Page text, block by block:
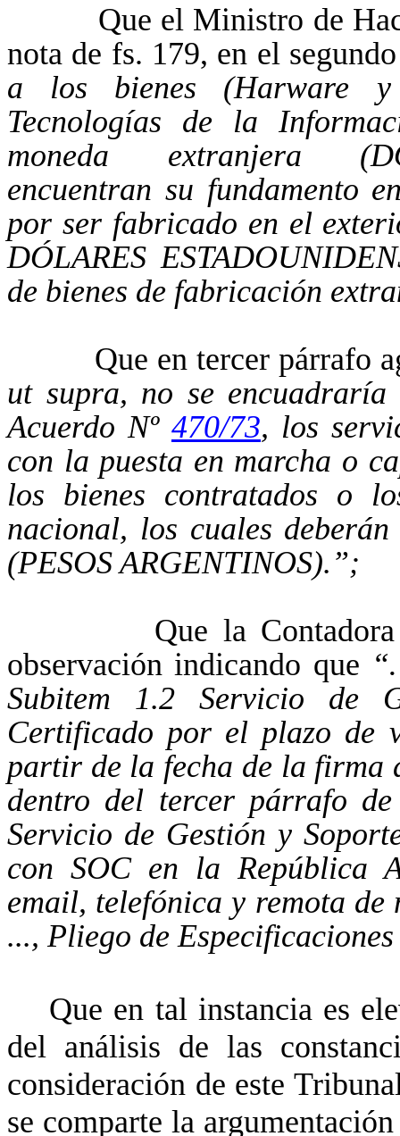
Que el Ministro de
nota de fs. 179, en el
a los bienes (Harware y
Tecnologías de la
moneda extranjera
encuentran su fundamento
por ser fabricado en el
DÓLARES
de bienes de fabricación
Que en tercer párrafo
ut supra, no se
Acuerdo Nº 470/73, los
con la puesta en marcha o
los bienes contratados o
nacional, los cuales
(PESOS ARGENTINOS).”;
Que la Contadora
observación indicando que
Subitem 1.2 Servicio de
Certificado por el plazo de
partir de la fecha de la firma
dentro del tercer párrafo
Servicio de Gestión y
con SOC en la República
email, telefónica y remota
..., Pliego de
Que en tal instancia es
del análisis de las
consideración de este
se comparte la